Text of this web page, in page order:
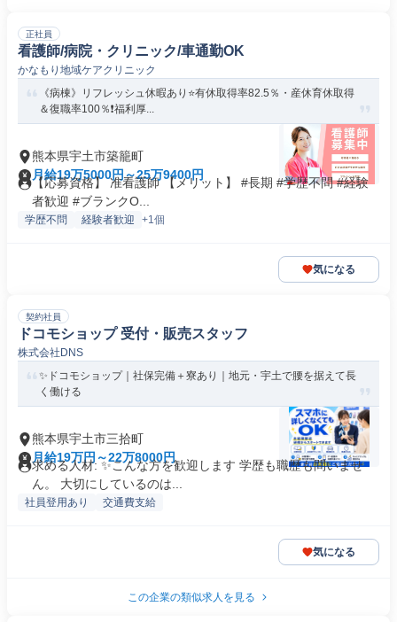
正社員
看護師/病院・クリニック/車通勤OK
かなもり地域ケアクリニック
《病棟》リフレッシュ休暇あり⭐有休取得率82.5％・産休育休取得
＆復職率100％❗️福利厚...
熊本県宇土市築籠町
月給19万5000円～25万9400円
【応募資格】 准看護師 【メリット】 #長期 #学歴不問 #経験
者歓迎 #ブランクO...
学歴不問 経験者歓迎 +1個
気になる
契約社員
ドコモショップ 受付・販売スタッフ
株式会社DNS
✨ドコモショップ｜社保完備＋寮あり｜地元・宇土で腰を据えて長
く働ける
熊本県宇土市三拾町
月給19万円～22万8000円
求める人材: ✨こんな方を歓迎します 学歴も職歴も問いませ
ん。 大切にしているのは...
社員登用あり 交通費支給
気になる
この企業の類似求人を見る